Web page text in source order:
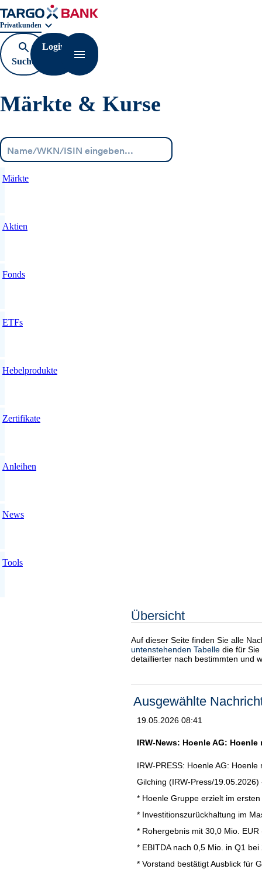
Geschäftsbereichnavigation. Aktuelle Auswahl:
Privatkunden
Suche
öffnen
Login
Navigation öffnen
Märkte & Kurse
Märkte
Aktien
Fonds
ETFs
Hebelprodukte
Zertifikate
Anleihen
News
Tools
Übersicht
Auf dieser Seite finden Sie alle
untenstehenden Tabelle die für
detaillierter nach bestimmten und
Ausgewählte
19.05.2026 08:41
IRW-News: Hoenle AG:
IRW-PRESS: Hoenle AG:
Gilching (IRW-Press/19.05.2026)
* Hoenle Gruppe erzielt im
* Investitionszurückhaltung im
* Rohergebnis mit 30,0 Mio.
* EBITDA nach 0,5 Mio. in Q1
* Vorstand bestätigt Ausblick für